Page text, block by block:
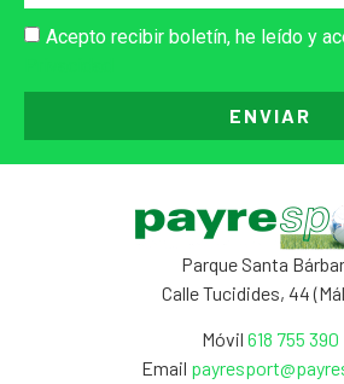
Acepto recibir boletín, he leído y
ENVIAR
Parque Santa
Calle Tucidides, 44
Móvil 618 755 390
Email